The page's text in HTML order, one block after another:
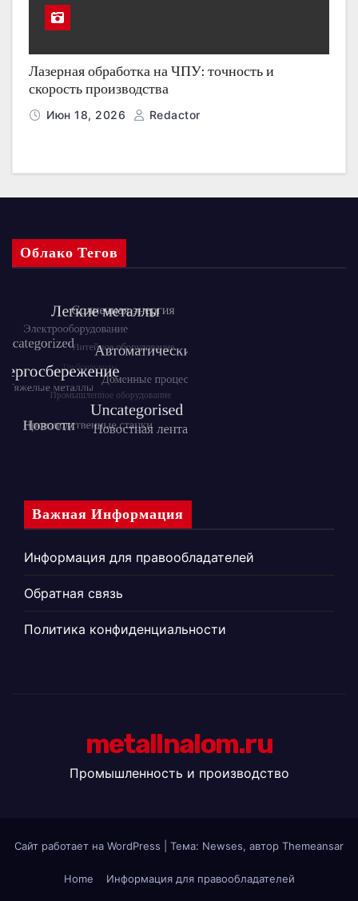
Лазерная обработка на ЧПУ: точность и
скорость производства
Июн 18, 2026 Redactor
Облако Тегов
Важная Информация
Информация для правообладателей
Обратная связь
Политика конфиденциальности
metallnalom.ru
Промышленность и производство
Сайт работает на WordPress Тема: Newses, автор Themeansar
Home Информация для правообладателей